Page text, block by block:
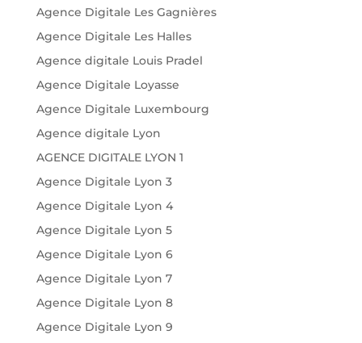
Agence Digitale Les Gagnières
Agence Digitale Les Halles
Agence digitale Louis Pradel
Agence Digitale Loyasse
Agence Digitale Luxembourg
Agence digitale Lyon
AGENCE DIGITALE LYON 1
Agence Digitale Lyon 3
Agence Digitale Lyon 4
Agence Digitale Lyon 5
Agence Digitale Lyon 6
Agence Digitale Lyon 7
Agence Digitale Lyon 8
Agence Digitale Lyon 9